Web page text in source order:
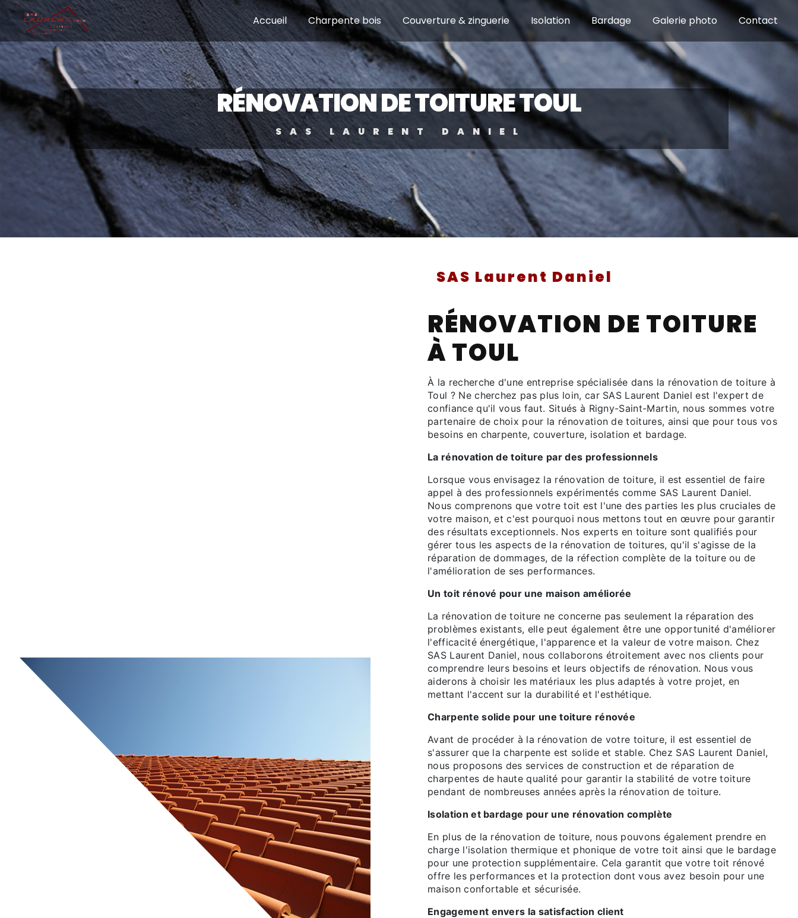
Accueil Charpente bois Couverture & zinguerie Isolation Bardage Galerie photo Contact
RÉNOVATION DE TOITURE TOUL
SAS LAURENT DANIEL
SAS Laurent Daniel
RÉNOVATION DE TOITURE
À TOUL
À la recherche d'une entreprise spécialisée dans la rénovation de toiture à
Toul ? Ne cherchez pas plus loin, car SAS Laurent Daniel est l'expert de
confiance qu'il vous faut. Situés à Rigny-Saint-Martin, nous sommes votre
partenaire de choix pour la rénovation de toitures, ainsi que pour tous vos
besoins en charpente, couverture, isolation et bardage.
La rénovation de toiture par des professionnels
Lorsque vous envisagez la rénovation de toiture, il est essentiel de faire
appel à des professionnels expérimentés comme SAS Laurent Daniel.
Nous comprenons que votre toit est l'une des parties les plus cruciales de
votre maison, et c'est pourquoi nous mettons tout en œuvre pour garantir
des résultats exceptionnels. Nos experts en toiture sont qualifiés pour
gérer tous les aspects de la rénovation de toitures, qu'il s'agisse de la
réparation de dommages, de la réfection complète de la toiture ou de
l'amélioration de ses performances.
Un toit rénové pour une maison améliorée
La rénovation de toiture ne concerne pas seulement la réparation des
problèmes existants, elle peut également être une opportunité d'améliorer
l'efficacité énergétique, l'apparence et la valeur de votre maison. Chez
SAS Laurent Daniel, nous collaborons étroitement avec nos clients pour
comprendre leurs besoins et leurs objectifs de rénovation. Nous vous
aiderons à choisir les matériaux les plus adaptés à votre projet, en
mettant l'accent sur la durabilité et l'esthétique.
Charpente solide pour une toiture rénovée
Avant de procéder à la rénovation de votre toiture, il est essentiel de
s'assurer que la charpente est solide et stable. Chez SAS Laurent Daniel,
nous proposons des services de construction et de réparation de
charpentes de haute qualité pour garantir la stabilité de votre toiture
pendant de nombreuses années après la rénovation de toiture.
Isolation et bardage pour une rénovation complète
En plus de la rénovation de toiture, nous pouvons également prendre en
charge l'isolation thermique et phonique de votre toit ainsi que le bardage
pour une protection supplémentaire. Cela garantit que votre toit rénové
offre les performances et la protection dont vous avez besoin pour une
maison confortable et sécurisée.
Engagement envers la satisfaction client
Panneau de gestion des cookies